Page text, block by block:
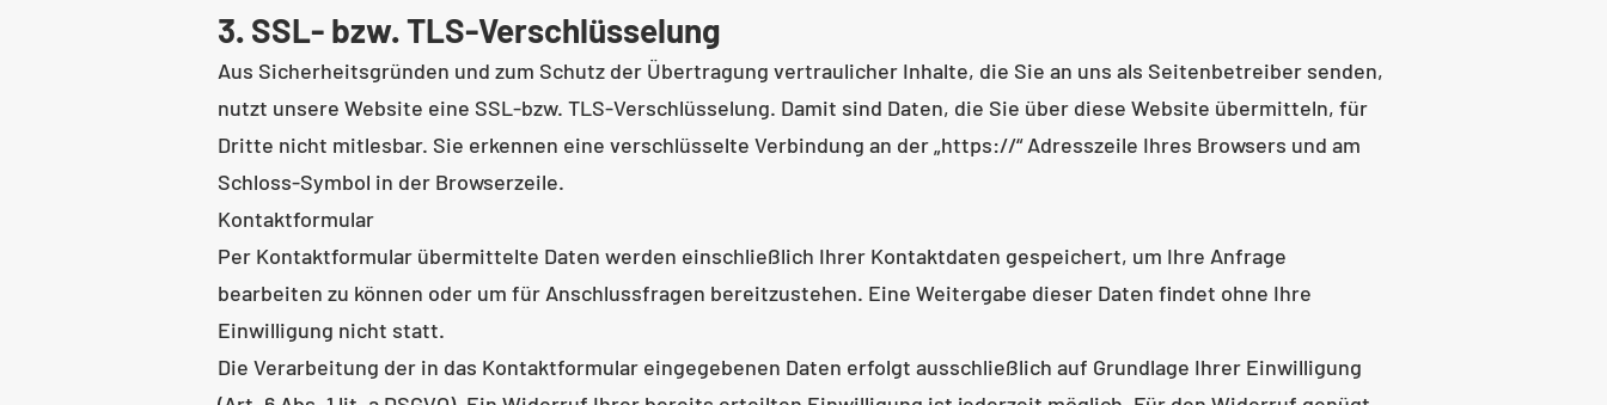
3. SSL- bzw. TLS-Verschlüsselung
Aus Sicherheitsgründen und zum Schutz der Übertragung vertraulicher Inhalte, die Sie an uns als Seitenbetreiber senden,
nutzt unsere Website eine SSL-bzw. TLS-Verschlüsselung. Damit sind Daten, die Sie über diese Website übermitteln, für
Dritte nicht mitlesbar. Sie erkennen eine verschlüsselte Verbindung an der „https://“ Adresszeile Ihres Browsers und am
Schloss-Symbol in der Browserzeile.
Kontaktformular
Per Kontaktformular übermittelte Daten werden einschließlich Ihrer Kontaktdaten gespeichert, um Ihre Anfrage
bearbeiten zu können oder um für Anschlussfragen bereitzustehen. Eine Weitergabe dieser Daten findet ohne Ihre
Einwilligung nicht statt.
Die Verarbeitung der in das Kontaktformular eingegebenen Daten erfolgt ausschließlich auf Grundlage Ihrer Einwilligung